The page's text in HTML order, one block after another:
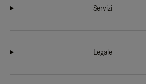
Servizi
Legale